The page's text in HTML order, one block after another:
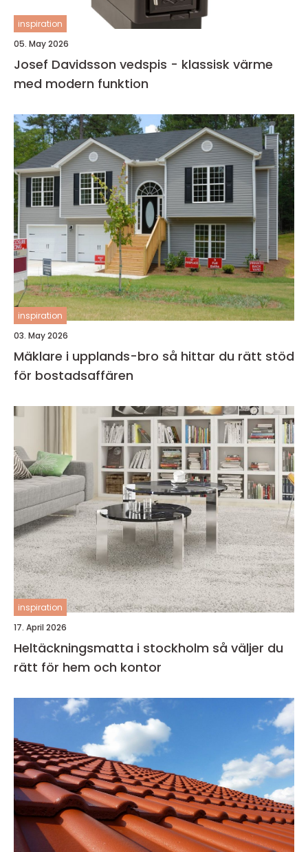
inspiration
05. May 2026
Josef Davidsson vedspis - klassisk värme
med modern funktion
inspiration
03. May 2026
Mäklare i upplands-bro så hittar du rätt stöd
för bostadsaffären
inspiration
17. April 2026
Heltäckningsmatta i stockholm så väljer du
rätt för hem och kontor